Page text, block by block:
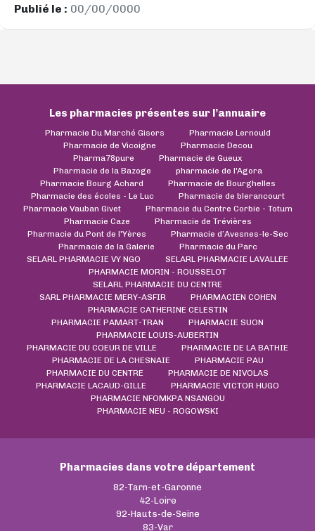
Publié le : 00/00/0000
Les pharmacies présentes sur l’annuaire
Pharmacie Du Marché Gisors
Pharmacie Lernould
Pharmacie de Vicoigne
Pharmacie Decou
Pharma78pure
Pharmacie de Gueux
Pharmacie de la Bazoge
pharmacie de l'Agora
Pharmacie Bourg Achard
Pharmacie de Bourghelles
Pharmacie des écoles - Le Luc
Pharmacie de blerancourt
Pharmacie Vauban Givet
Pharmacie du Centre Corbie - Totum
Pharmacie Caze
Pharmacie de Trévières
Pharmacie du Pont de l'Yères
Pharmacie d’Avesnes-le-Sec
Pharmacie de la Galerie
Pharmacie du Parc
SELARL PHARMACIE VY NGO
SELARL PHARMACIE LAVALLEE
PHARMACIE MORIN - ROUSSELOT
SELARL PHARMACIE DU CENTRE
SARL PHARMACIE MERY-ASFIR
PHARMACIEN COHEN
PHARMACIE CATHERINE CELESTIN
PHARMACIE PAMART-TRAN
PHARMACIE SUON
PHARMACIE LOUIS-AUBERTIN
PHARMACIE DU COEUR DE VILLE
PHARMACIE DE LA BATHIE
PHARMACIE DE LA CHESNAIE
PHARMACIE PAU
PHARMACIE DU CENTRE
PHARMACIE DE NIVOLAS
PHARMACIE LACAUD-GILLE
PHARMACIE VICTOR HUGO
PHARMACIE NFOMKPA NSANGOU
PHARMACIE NEU - ROGOWSKI
Pharmacies dans votre département
82-Tarn-et-Garonne
42-Loire
92-Hauts-de-Seine
83-Var